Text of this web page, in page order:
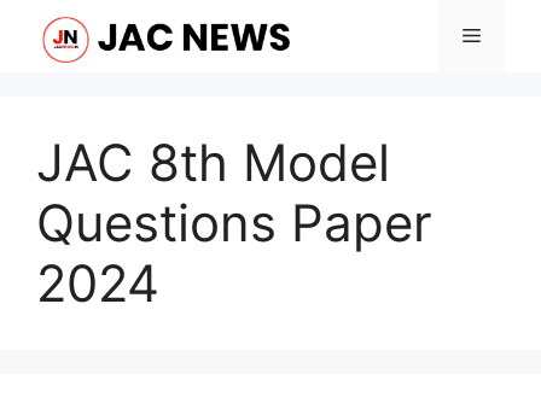
Menu
JAC 8th Model
Questions Paper
2024